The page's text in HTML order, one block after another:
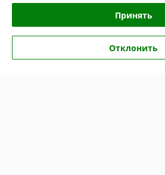
Отлично
Принять
Отклонить